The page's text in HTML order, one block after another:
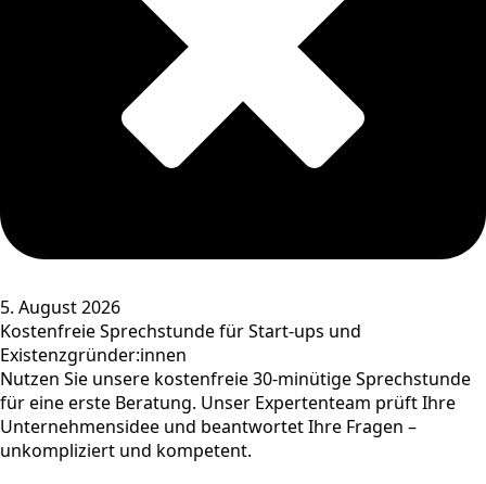
5. August 2026
Kostenfreie Sprechstunde für Start-ups und
Existenzgründer:innen
Nutzen Sie unsere kostenfreie 30-minütige Sprechstunde
für eine erste Beratung. Unser Expertenteam prüft Ihre
Unternehmensidee und beantwortet Ihre Fragen –
unkompliziert und kompetent.